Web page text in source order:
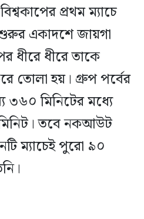
প্রথম ম্যাচে
একাদশে জায়গা
ধীরে ধীরে তাকে
তোলা হয়। গ্রুপ পর্বের
৩৬০ মিনিটের মধ্যে
তবে নকআউট
ম্যাচেই পুরো ৯০